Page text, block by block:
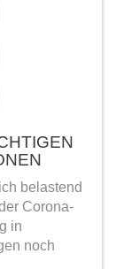
belastend
Corona-
in
noch